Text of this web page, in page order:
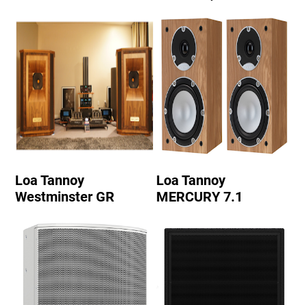
Loa Tannoy
Westminster GR
Loa Tannoy
MERCURY 7.1